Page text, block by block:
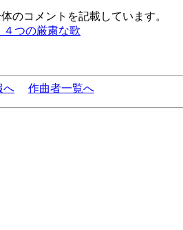
のコメントを記載しています。
４つの厳粛な歌
へ 作曲者一覧へ